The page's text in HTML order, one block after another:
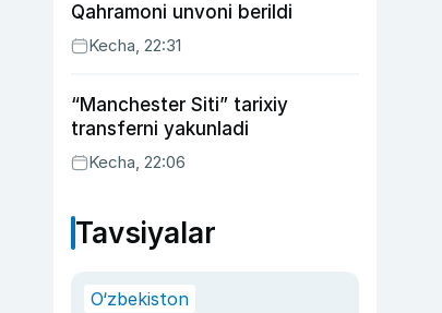
Qahramoni unvoni berildi
Kecha, 22:31
“Manchester Siti” tarixiy
transferni yakunladi
Kecha, 22:06
Tavsiyalar
O‘zbekiston